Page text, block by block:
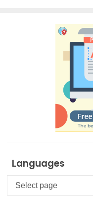
Languages
Languages